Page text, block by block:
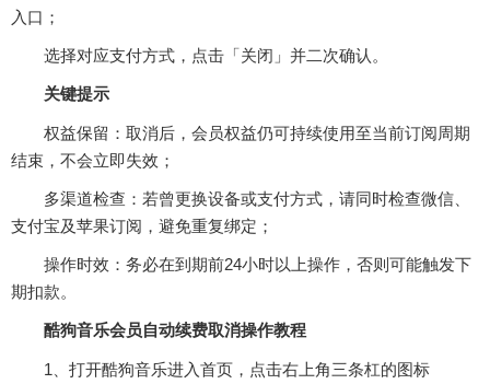
入口；
选择对应支付方式，点击「关闭」并二次确认。‌‌
关键提示
‌权益保留‌：取消后，会员权益仍可持续使用至当前订阅周期
结束，不会立即失效；
‌多渠道检查‌：若曾更换设备或支付方式，请同时检查微信、
支付宝及苹果订阅，避免重复绑定；
‌操作时效‌：务必在到期前24小时以上操作，否则可能触发下
期扣款。‌‌
酷狗音乐会员自动续费取消操作教程
1、打开酷狗音乐进入首页，点击右上角三条杠的图标